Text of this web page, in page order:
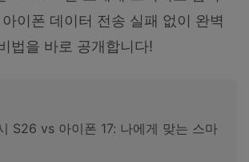
이폰 데이터 전송 실패 없이 완벽
법을 바로 공개합니다!
S26 vs 아이폰 17: 나에게 맞는 스마